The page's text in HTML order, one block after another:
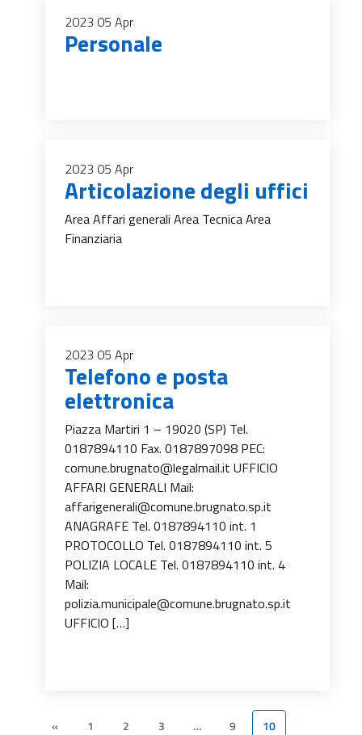
2023 05 Apr
Personale
2023 05 Apr
Articolazione degli uffici
Area Affari generali Area Tecnica Area
Finanziaria
2023 05 Apr
Telefono e posta
elettronica
Piazza Martiri 1 – 19020 (SP) Tel.
0187894110 Fax. 0187897098 PEC:
comune.brugnato@legalmail.it UFFICIO
AFFARI GENERALI Mail:
affarigenerali@comune.brugnato.sp.it
ANAGRAFE Tel. 0187894110 int. 1
PROTOCOLLO Tel. 0187894110 int. 5
POLIZIA LOCALE Tel. 0187894110 int. 4
Mail:
polizia.municipale@comune.brugnato.sp.it
UFFICIO […]
« 1 2 3 … 9
10